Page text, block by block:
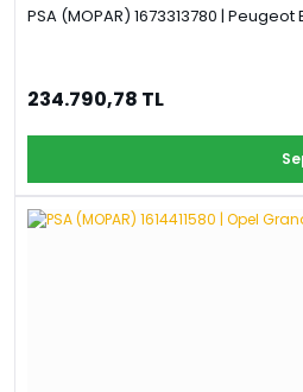
PSA (MOPAR) 1673313780 |
234.790,78 TL